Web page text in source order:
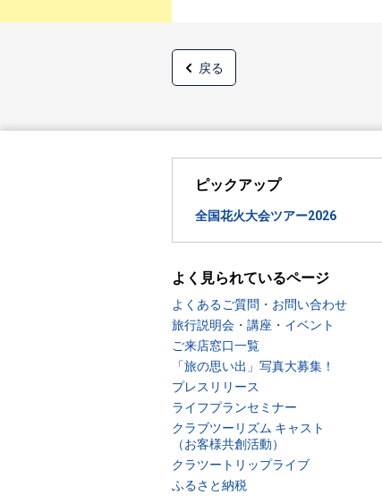
戻る
ピックアップ
全国花火大会ツアー2026
よく見られているページ
よくあるご質問・お問い合わせ
旅行説明会・講座・イベント
ご来店窓口一覧
「旅の思い出」写真大募集！
プレスリリース
ライフプランセミナー
クラブツーリズム キャスト
（お客様共創活動）
クラツートリップライブ
ふるさと納税